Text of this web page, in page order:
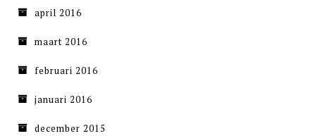
april 2016
maart 2016
februari 2016
januari 2016
december 2015